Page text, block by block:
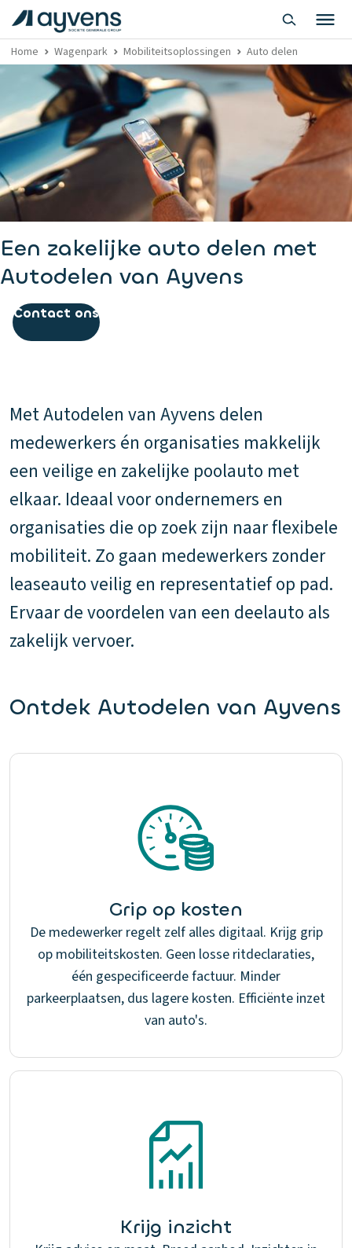
Home Wagenpark Mobiliteitsoplossingen Auto delen
Een zakelijke auto delen met
Autodelen van Ayvens
Contact ons
Met Autodelen van Ayvens delen
medewerkers én organisaties makkelijk
een veilige en zakelijke poolauto met
elkaar. Ideaal voor ondernemers en
organisaties die op zoek zijn naar flexibele
mobiliteit. Zo gaan medewerkers zonder
leaseauto veilig en representatief op pad.
Ervaar de voordelen van een deelauto als
zakelijk vervoer.
Ontdek Autodelen van Ayvens
Grip op kosten
De medewerker regelt zelf alles digitaal. Krijg grip
op mobiliteitskosten. Geen losse ritdeclaraties,
één gespecificeerde factuur. Minder
parkeerplaatsen, dus lagere kosten. Efficiënte inzet
van auto's.
Krijg inzicht